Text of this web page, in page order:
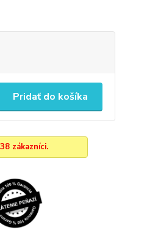
Pridať do košíka
zákazníci.